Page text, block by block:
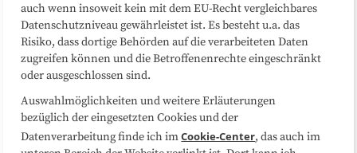
auch wenn insoweit kein mit dem EU-Recht vergleichbares
Datenschutzniveau gewährleistet ist. Es besteht u.a. das
Risiko, dass dortige Behörden auf die verarbeiteten Daten
zugreifen können und die Betroffenenrechte eingeschränkt
oder ausgeschlossen sind.
Auswahlmöglichkeiten und weitere Erläuterungen
bezüglich der eingesetzten Cookies und der
Datenverarbeitung finde ich imCookie-Center, das auch im